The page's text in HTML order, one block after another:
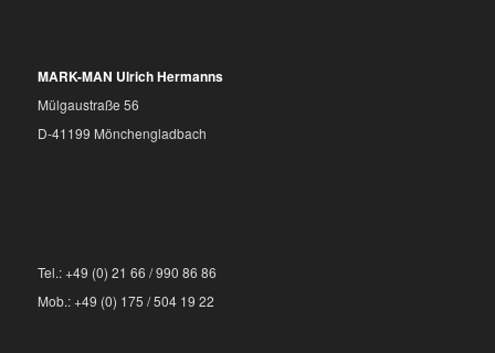
MARK-MAN Ulrich Hermanns
Mülgaustraße 56
D-41199 Mönchengladbach
Tel.: +49 (0) 21 66 / 990 86 86
Mob.: +49 (0) 175 / 504 19 22